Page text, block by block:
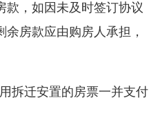
款，如因未及时签订协议
房款应由购房人承担，
拆迁安置的房票一并支付